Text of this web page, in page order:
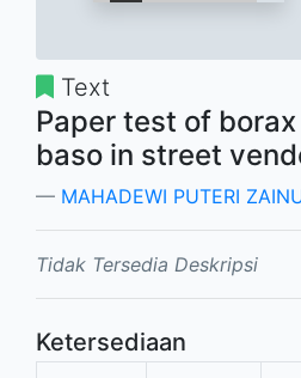
Text
Paper test of
baso in street
MAHADEWI PUTERI
Tidak Tersedia Deskripsi
Ketersediaan